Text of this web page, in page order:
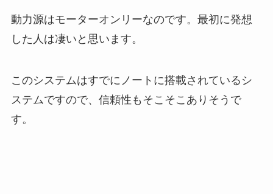
動力源はモーターオンリーなのです。最初に発想
した人は凄いと思います。
このシステムはすでにノートに搭載されているシ
ステムですので、信頼性もそこそこありそうで
す。